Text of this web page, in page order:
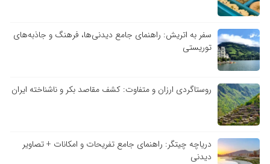
سفر به اتریش: راهنمای جامع دیدنی‌ها، فرهنگ و جاذبه‌های
توریستی
روستاگردی ارزان و متفاوت: کشف مقاصد بکر و ناشناخته ایران
دریاچه چیتگر: راهنمای جامع تفریحات و امکانات + تصاویر
دیدنی